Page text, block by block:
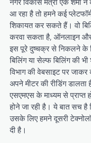
आ रहा है तो हमने कई
शिकायत कर सकते हैं। वो
करवा सकता है, ऑनलाइन और
इस पूरे दुष्चक्र से निकलने के
बिलिंग या सेल्फ बिलिंग की
विभाग की वेबसाइट पर
अपने मीटर की रीडिंग
एसएमएस के माध्यम से प्राप्त
होने जा रही है। ये बात सच
उसके लिए हमने दूसरी
दी है।